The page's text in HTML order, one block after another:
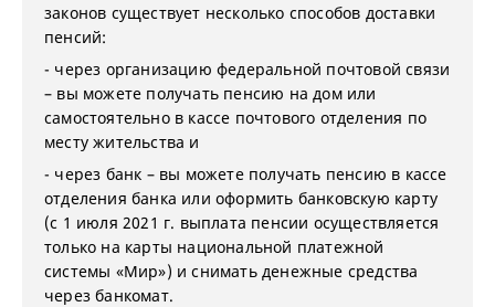
законов существует несколько способов доставки
пенсий:
- через организацию федеральной почтовой связи
– вы можете получать пенсию на дом или
самостоятельно в кассе почтового отделения по
месту жительства и
- через банк – вы можете получать пенсию в кассе
отделения банка или оформить банковскую карту
(с 1 июля 2021 г. выплата пенсии осуществляется
только на карты национальной платежной
системы «Мир») и снимать денежные средства
через банкомат.